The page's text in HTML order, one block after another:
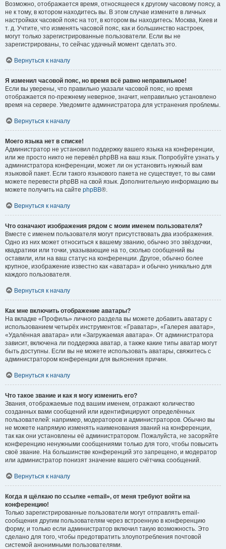
Возможно, отображается время, относящееся к другому часовому поясу, а
не к тому, в котором находитесь вы. В этом случае измените в личных
настройках часовой пояс на тот, в котором вы находитесь: Москва, Киев и
т. д. Учтите, что изменять часовой пояс, как и большинство настроек,
могут только зарегистрированные пользователи. Если вы не
зарегистрированы, то сейчас удачный момент сделать это.
Вернуться к началу
Я изменил часовой пояс, но время всё равно неправильное!
Если вы уверены, что правильно указали часовой пояс, но время
отображается по-прежнему неверное, значит, неправильно установлено
время на сервере. Уведомите администратора для устранения проблемы.
Вернуться к началу
Моего языка нет в списке!
Администратор не установил поддержку вашего языка на конференции,
или же просто никто не перевёл phpBB на ваш язык. Попробуйте узнать у
администратора конференции, может ли он установить нужный вам
языковой пакет. Если такого языкового пакета не существует, то вы сами
можете перевести phpBB на свой язык. Дополнительную информацию вы
можете получить на сайте phpBB®.
Вернуться к началу
Что означают изображения рядом с моим именем пользователя?
Вместе с именем пользователя могут присутствовать два изображения.
Одно из них может относиться к вашему званию, обычно это звёздочки,
квадратики или точки, указывающие на то, сколько сообщений вы
оставили, или на ваш статус на конференции. Другое, обычно более
крупное, изображение известно как «аватара» и обычно уникально для
каждого пользователя.
Вернуться к началу
Как мне включить отображение аватары?
На вкладке «Профиль» личного раздела вы можете добавить аватару с
использованием четырёх инструментов: «Граватар», «Галерея аватар»,
«Удалённая аватара» или «Загружаемая аватара». От администратора
зависит, включена ли поддержка аватар, а также какие типы аватар могут
быть доступны. Если вы не можете использовать аватары, свяжитесь с
администратором конференции для выяснения причин.
Вернуться к началу
Что такое звание и как я могу изменить его?
Звания, отображаемые под вашим именем, отражают количество
созданных вами сообщений или идентифицируют определённых
пользователей: например, модераторов и администраторов. Обычно вы
не можете напрямую изменять наименования званий на конференции,
так как они установлены её администратором. Пожалуйста, не засоряйте
конференцию ненужными сообщениями только для того, чтобы повысить
своё звание. На большинстве конференций это запрещено, и модератор
или администратор понизят значение вашего счётчика сообщений.
Вернуться к началу
Когда я щёлкаю по ссылке «email», от меня требуют войти на
конференцию!
Только зарегистрированные пользователи могут отправлять email-
сообщения другим пользователям через встроенную в конференцию
форму, и только если администратор включил такую возможность. Это
сделано для того, чтобы предотвратить злоупотребления почтовой
системой анонимными пользователями.